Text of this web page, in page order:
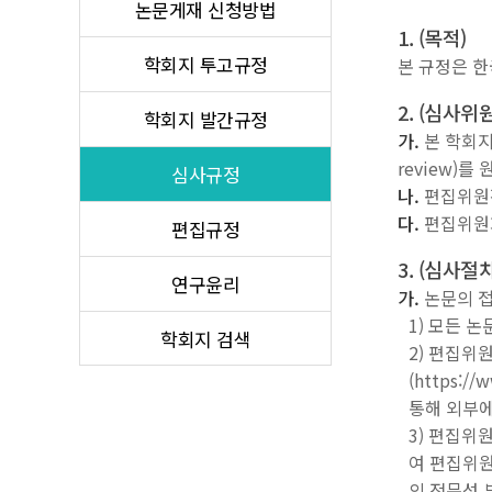
논문게재 신청방법
학회지 투고규정
학회지 발간규정
심사규정
편집규정
연구윤리
학회지 검색
1. (목적)
본 규정은
2. (심사위
가. 본 학회
review)를
나. 편집위
다. 편집위
3. (심사절
가. 논문의
1) 모든 논
2) 편집위
(https://
통해 외부
3) 편집위
여 편집위